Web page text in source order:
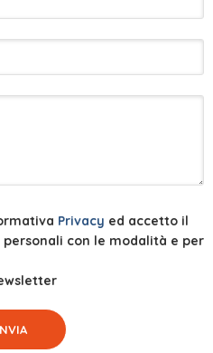
Privacy ed accetto il
con le modalità e per